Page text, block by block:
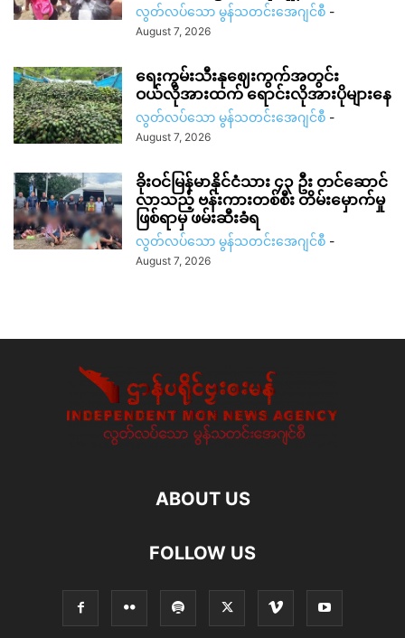
လွတ်လပ်သော မွန်သတင်းအေဂျင်စီ -
August 7, 2026
ရေးကွမ်းသီးနုဈေးကွက်အတွင်း
ဝယ်လိုအားထက် ရောင်းလိုအားပိုများနေ
လွတ်လပ်သော မွန်သတင်းအေဂျင်စီ -
August 7, 2026
ခိုးဝင်မြန်မာနိုင်ငံသား ၄၃ ဦး တင်ဆောင်
လာသည့် ဗန်းကားတစ်စီး တိမ်းမှောက်မှု
ဖြစ်ရာမှ ဖမ်းဆီးခံရ
လွတ်လပ်သော မွန်သတင်းအေဂျင်စီ -
August 7, 2026
ABOUT US
FOLLOW US